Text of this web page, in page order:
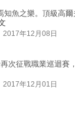
魚之樂。頂級高
2017年12月08日
次征戰職業巡迴賽
2017年12月01日